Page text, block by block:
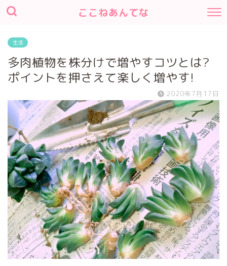
ここねあんてな
生活
多肉植物を株分けで増やすコツとは?
ポイントを押さえて楽しく増やす!
2020年7月17日